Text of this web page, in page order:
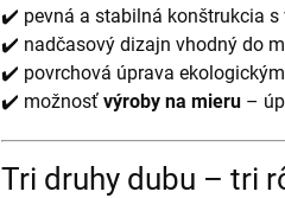
✔️ pevná a stabilná konštrukcia s
✔️ nadčasový dizajn vhodný do
✔️ povrchová úprava
✔️ možnosť výroby na mieru –
Tri druhy dubu – tri